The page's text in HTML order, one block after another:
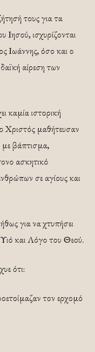
τους για τα
Ιησού, ισχυρίζονται
Ιωάννης, όσο και ο
αίρεση των
καμία ιστορική
Χριστός μαθήτευσαν
με βάπτισμα,
ασκητικό
σε αγίους και
για να χτυπήσει
και Λόγο του Θεού.
ότι:
τον ερχομό